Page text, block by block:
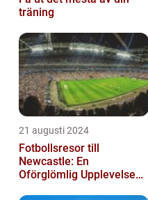
träning
21 augusti 2024
Fotbollsresor till
Newcastle: En
Oförglömlig Upplevelse